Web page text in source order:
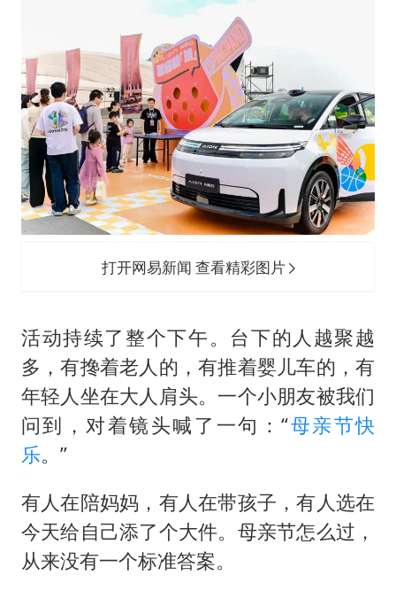
打开网易新闻 查看精彩图片
活动持续了整个下午。台下的人越聚越
多，有搀着老人的，有推着婴儿车的，有
年轻人坐在大人肩头。一个小朋友被我们
问到，对着镜头喊了一句：“母亲节快
乐。”
有人在陪妈妈，有人在带孩子，有人选在
今天给自己添了个大件。母亲节怎么过，
从来没有一个标准答案。